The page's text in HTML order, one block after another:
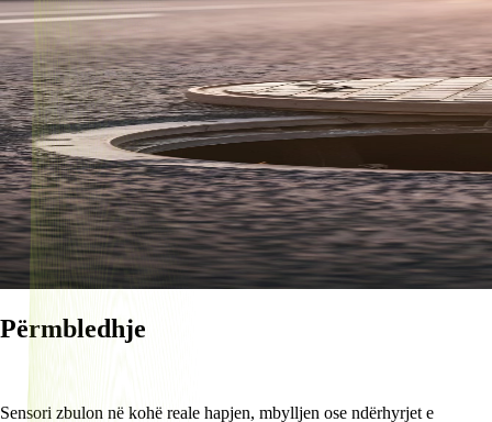
Përmbledhje
Sensori zbulon në kohë reale hapjen, mbylljen ose ndërhyrjet e